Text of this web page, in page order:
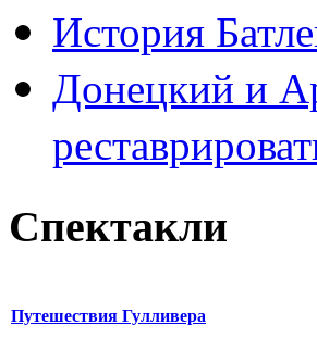
История
Донецкий и
Спектакли
Путешествия Гулливера